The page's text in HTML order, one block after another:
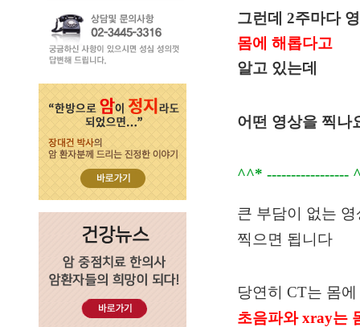
그런데 2주마다
몸에 해롭다고
알고 있는데
어떤 영상을 찍나
^^* -----------------
큰 부담이 없는 영
찍으면 됩니다
당연히 CT는 몸
초음파와xray는